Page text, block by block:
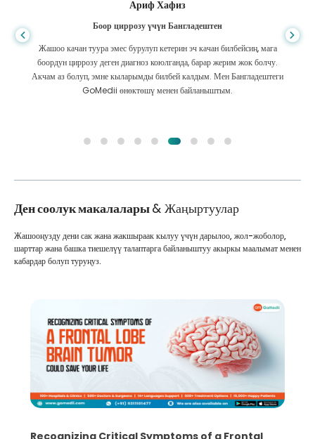
Ариф Хафиз
Боор циррозу үчүн Бангладештен
Жашоо качан туура эмес бурулуп кетерин эч качан билбейсиң, мага
боордун циррозу деген диагноз коюлганда, барар жерим жок болчу.
Акчам аз болуп, эмне кыларымды билбей калдым. Мен Бангладештеги
GoMedii өнөктөшү менен байланыштым.
Ден соолук макалалары& Жаңыртуулар
Жашооңузду дени сак жана жакшыраак кылуу үчүн дарылоо, жол-жоболор,
шарттар жана башка тиешелүү талаптарга байланыштуу акыркы маалымат менен
кабардар болуп туруңуз.
Recognizing Critical Symptoms of a Frontal